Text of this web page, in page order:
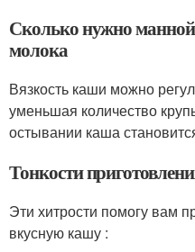
Сколько нужно
молока
Вязкость каши можно
уменьшая количество
остывании каша
Тонкости
Эти хитрости помогу вам
вкусную кашу :